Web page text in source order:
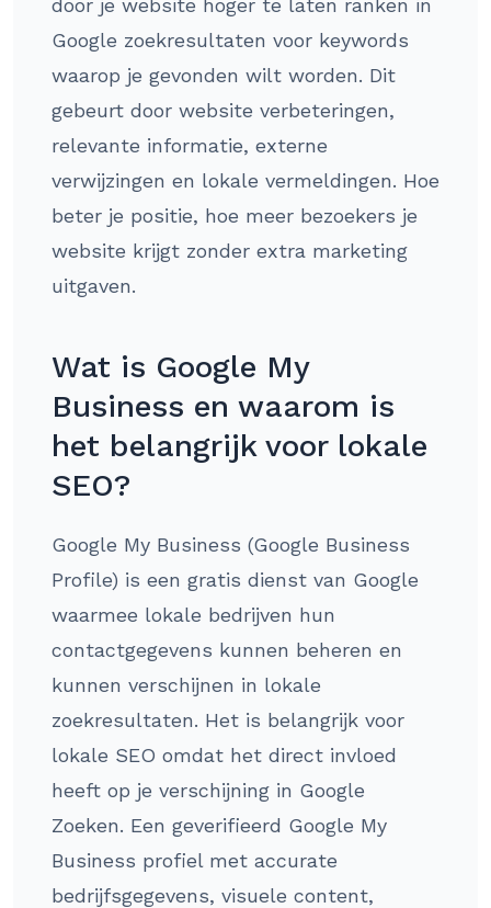
door je website hoger te laten ranken in
Google zoekresultaten voor keywords
waarop je gevonden wilt worden. Dit
gebeurt door website verbeteringen,
relevante informatie, externe
verwijzingen en lokale vermeldingen. Hoe
beter je positie, hoe meer bezoekers je
website krijgt zonder extra marketing
uitgaven.
Wat is Google My
Business en waarom is
het belangrijk voor lokale
SEO?
Google My Business (Google Business
Profile) is een gratis dienst van Google
waarmee lokale bedrijven hun
contactgegevens kunnen beheren en
kunnen verschijnen in lokale
zoekresultaten. Het is belangrijk voor
lokale SEO omdat het direct invloed
heeft op je verschijning in Google
Zoeken. Een geverifieerd Google My
Business profiel met accurate
bedrijfsgegevens, visuele content,